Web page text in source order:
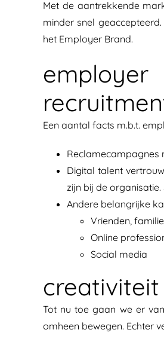
Met de aantrekkende
minder snel
het Employer Brand.
Een aantal facts m.b.t.
Reclamecampagnes
Digital talent
zijn bij de
Andere belangrijke
Vrienden,
Online
Social media
Tot nu toe gaan we er
omheen bewegen. Echter